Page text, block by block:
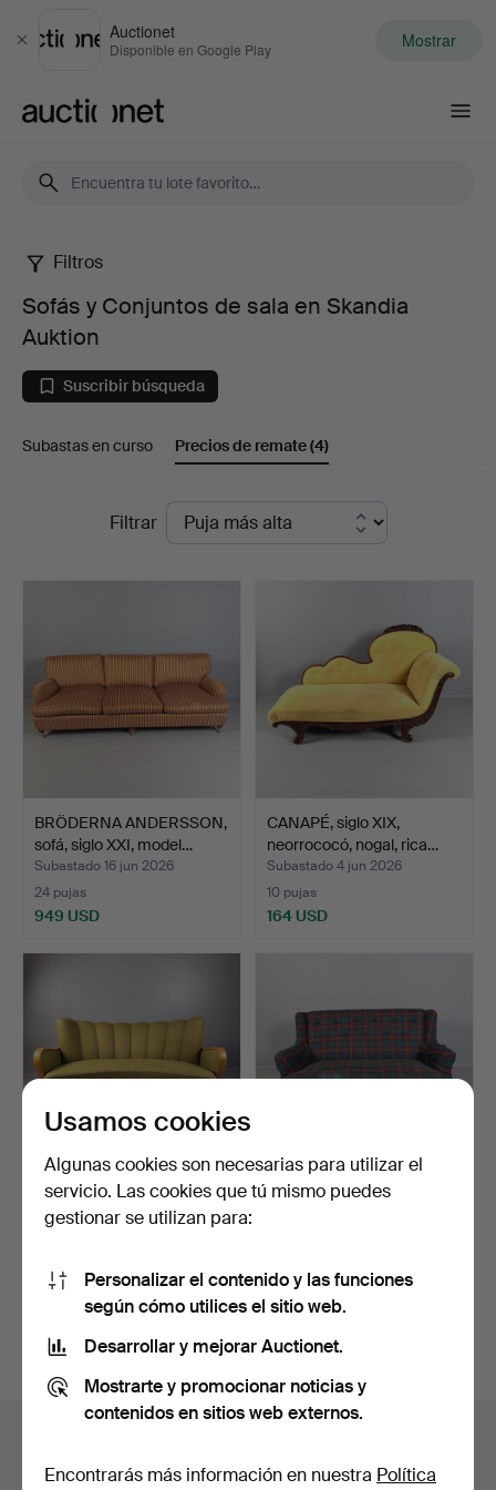
Cerrar
Auctionet
Disponible en Google Play Mostrar
Sofás
Conjuntos
de
Skandia
Auktion
Filtros
Sofás y Conjuntos de sala en Skandia
Auktion
Suscribir búsqueda
Subastas en curso Precios de remate(4)
Filtrar
BRÖDERNA ANDERSSON,
sofá, siglo XXI, model…
Subastado 16 jun 2026
24 pujas
949 USD
CANAPÉ, siglo XIX,
neorrococó, nogal, rica…
Subastado 4 jun 2026
10 pujas
164 USD
Sofá, años 40, tapizado en
tejido de lana …
32 USD
SOFÁ, Nordiska Kompaniet
32 USD
Suscribir búsqueda
Estás buscando en el archivo de subastas concluidas.
Usamos cookies
Algunas cookies son necesarias para utilizar el
servicio. Las cookies que tú mismo puedes
gestionar se utilizan para:
Personalizar el contenido y las funciones
según cómo utilices el sitio web.
Desarrollar y mejorar Auctionet.
Mostrarte y promocionar noticias y
contenidos en sitios web externos.
Encontrarás más información en nuestra Política